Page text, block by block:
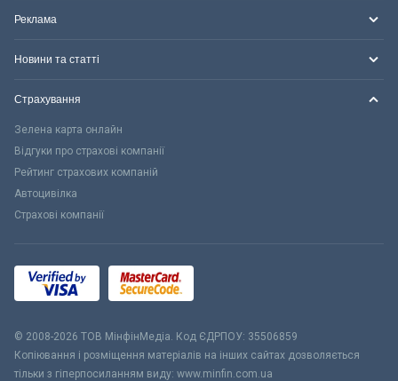
Реклама
Новини та статті
Страхування
Зелена карта онлайн
Відгуки про страхові компанії
Рейтинг страхових компаній
Автоцивілка
Страхові компанії
© 2008-2026 ТОВ МiнфiнМедiа. Код ЄДРПОУ: 35506859
Копіювання і розміщення матеріалів на інших сайтах дозволяється
тільки з гіперпосиланням виду: www.minfin.com.ua